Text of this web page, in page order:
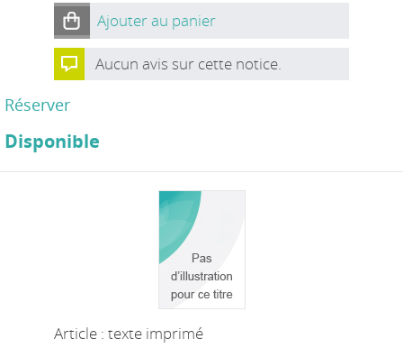
Ajouter au panier
Aucun avis sur cette notice.
Réserver
Disponible
Article : texte imprimé